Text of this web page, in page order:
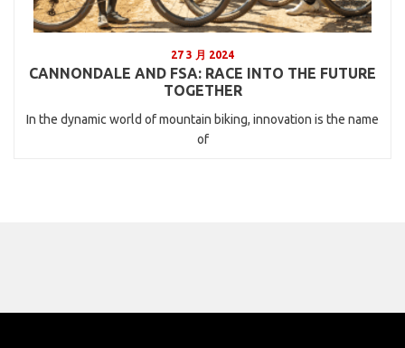
27 3 月 2024
CANNONDALE AND FSA: RACE INTO THE FUTURE
TOGETHER
In the dynamic world of mountain biking, innovation is the name
of